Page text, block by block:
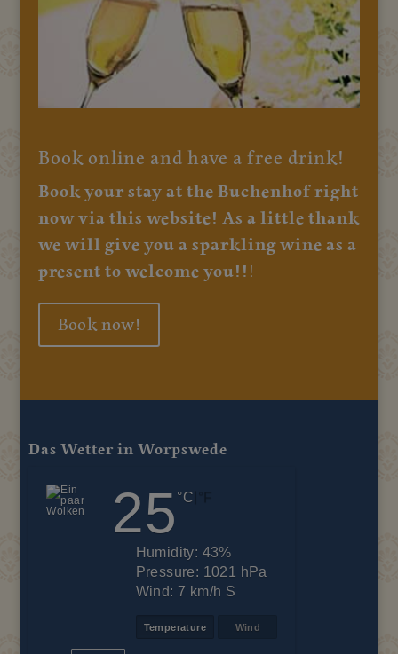
Book online and have a free drink!
Book your stay at the Buchenhof right
now via this website! As a little thank
we will give you a sparkling wine as a
present to welcome you!! !
Book now!
Das Wetter in Worpswede
25 °C
Humidity: 43%
Pressure: 1021 hPa
Wind: 7 km/h S
Temperature Wind